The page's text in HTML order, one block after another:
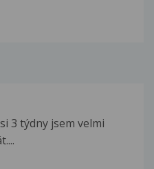
3 týdny jsem velmi